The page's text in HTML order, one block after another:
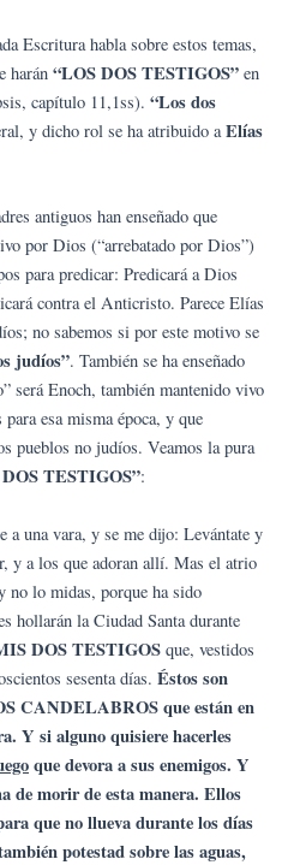
Escritura habla sobre estos temas,
harán “LOS DOS TESTIGOS” en
capítulo 11,1ss). “Los dos
y dicho rol se ha atribuido aElías
antiguos han enseñado que
por Dios (“arrebatado por Dios”)
para predicar: Predicará a Dios
contra el Anticristo. Parece Elías
no sabemos si por este motivo se
judíos”. También se ha enseñado
será Enoch, también mantenido vivo
esa misma época, y que
pueblos no judíos. Veamos la pura
TESTIGOS”:
a una vara, y se me dijo: Levántate y
y a los que adoran allí. Mas el atrio
no lo midas, porque ha sido
hollarán la Ciudad Santa durante
DOS TESTIGOS que, vestidos
sesenta días. Éstos son
CANDELABROS que están en
Y si alguno quisiere hacerles
que devora a sus enemigos. Y
de morir de esta manera. Ellos
que no llueva durante los días
potestad sobre las aguas,